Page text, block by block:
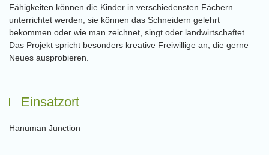
Fähigkeiten können die Kinder in verschiedensten Fächern
unterrichtet werden, sie können das Schneidern gelehrt
bekommen oder wie man zeichnet, singt oder landwirtschaftet.
Das Projekt spricht besonders kreative Freiwillige an, die gerne
Neues ausprobieren.
Einsatzort
Hanuman Junction